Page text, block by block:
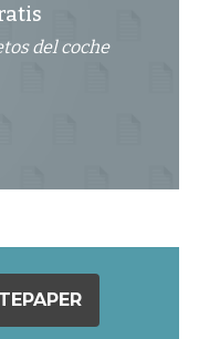
del coche